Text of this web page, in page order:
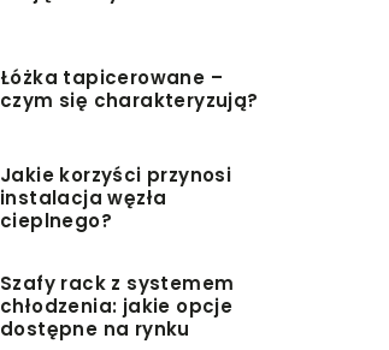
Łóżka tapicerowane –
czym się charakteryzują?
Jakie korzyści przynosi
instalacja węzła
cieplnego?
Szafy rack z systemem
chłodzenia: jakie opcje
dostępne na rynku